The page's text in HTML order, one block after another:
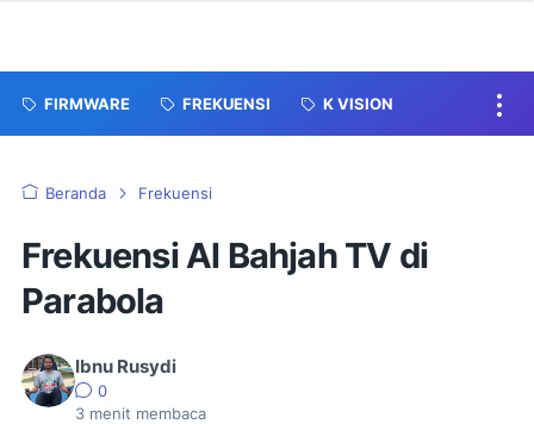
FIRMWARE FREKUENSI K VISION
Beranda Frekuensi
Frekuensi Al Bahjah TV di
Parabola
Ibnu Rusydi
0
3 menit membaca